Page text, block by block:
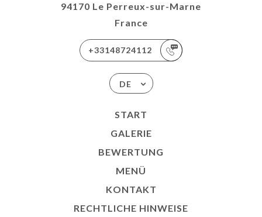
94170 Le Perreux-sur-Marne
France
+33148724112
DE
START
GALERIE
BEWERTUNG
MENÜ
KONTAKT
RECHTLICHE HINWEISE